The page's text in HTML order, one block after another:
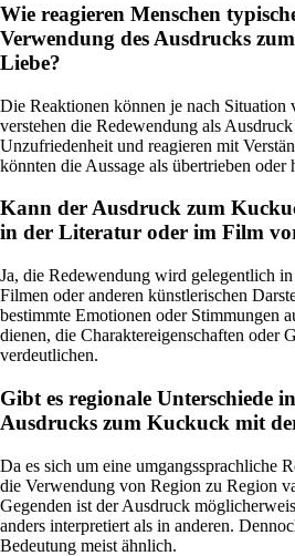
Wie reagieren Menschen
Verwendung des Ausdrucks
Liebe?
Die Reaktionen können je nach Situation
verstehen die Redewendung als
Unzufriedenheit und reagieren mit
könnten die Aussage als übertrieben
Kann der Ausdruck zum
in der Literatur oder im Film
Ja, die Redewendung wird gelegentlich
Filmen oder anderen künstlerischen
bestimmte Emotionen oder Stimmungen
dienen, die Charaktereigenschaften oder
verdeutlichen.
Gibt es regionale Unterschiede
Ausdrucks zum Kuckuck mit
Da es sich um eine umgangssprachliche
die Verwendung von Region zu Region
Gegenden ist der Ausdruck
anders interpretiert als in anderen.
Bedeutung meist ähnlich.